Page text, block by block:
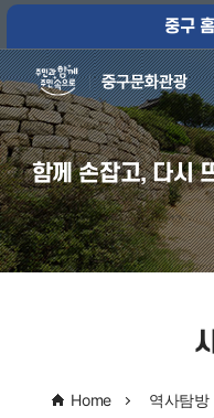
중구
함께 손잡고, 다시
Home 역사탐방